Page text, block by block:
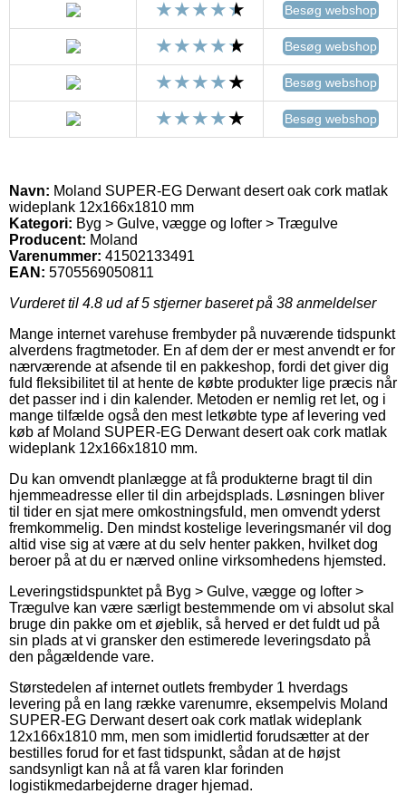
Besøg webshop
Besøg webshop
Besøg webshop
Besøg webshop
Navn: Moland SUPER-EG Derwant desert oak cork matlak
wideplank 12x166x1810 mm
Kategori: Byg > Gulve, vægge og lofter > Trægulve
Producent: Moland
Varenummer: 41502133491
EAN: 5705569050811
Vurderet til 4.8 ud af 5 stjerner baseret på 38 anmeldelser
Mange internet varehuse frembyder på nuværende tidspunkt
alverdens fragtmetoder. En af dem der er mest anvendt er for
nærværende at afsende til en pakkeshop, fordi det giver dig
fuld fleksibilitet til at hente de købte produkter lige præcis når
det passer ind i din kalender. Metoden er nemlig ret let, og i
mange tilfælde også den mest letkøbte type af levering ved
køb af Moland SUPER-EG Derwant desert oak cork matlak
wideplank 12x166x1810 mm.
Du kan omvendt planlægge at få produkterne bragt til din
hjemmeadresse eller til din arbejdsplads. Løsningen bliver
til tider en sjat mere omkostningsfuld, men omvendt yderst
fremkommelig. Den mindst kostelige leveringsmanér vil dog
altid vise sig at være at du selv henter pakken, hvilket dog
beroer på at du er nærved online virksomhedens hjemsted.
Leveringstidspunktet på Byg > Gulve, vægge og lofter >
Trægulve kan være særligt bestemmende om vi absolut skal
bruge din pakke om et øjeblik, så herved er det fuldt ud på
sin plads at vi gransker den estimerede leveringsdato på
den pågældende vare.
Størstedelen af internet outlets frembyder 1 hverdags
levering på en lang række varenumre, eksempelvis Moland
SUPER-EG Derwant desert oak cork matlak wideplank
12x166x1810 mm, men som imidlertid forudsætter at der
bestilles forud for et fast tidspunkt, sådan at de højst
sandsynligt kan nå at få varen klar forinden
logistikmedarbejderne drager hjemad.